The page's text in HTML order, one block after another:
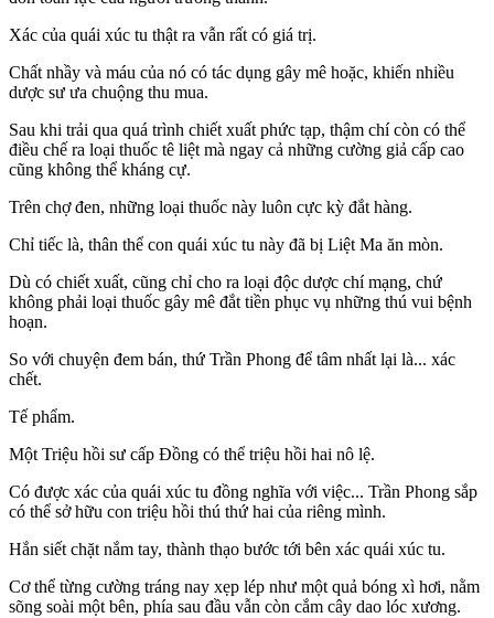
Xác của quái xúc tu thật ra vẫn rất có giá trị.
Chất nhầy và máu của nó có tác dụng gây mê hoặc, khiến nhiều
dược sư ưa chuộng thu mua.
Sau khi trải qua quá trình chiết xuất phức tạp, thậm chí còn có thể
điều chế ra loại thuốc tê liệt mà ngay cả những cường giả cấp cao
cũng không thể kháng cự.
Trên chợ đen, những loại thuốc này luôn cực kỳ đắt hàng.
Chỉ tiếc là, thân thể con quái xúc tu này đã bị Liệt Ma ăn mòn.
Dù có chiết xuất, cũng chỉ cho ra loại độc dược chí mạng, chứ
không phải loại thuốc gây mê đắt tiền phục vụ những thú vui bệnh
hoạn.
So với chuyện đem bán, thứ Trần Phong để tâm nhất lại là... xác
chết.
Tế phẩm.
Một Triệu hồi sư cấp Đồng có thể triệu hồi hai nô lệ.
Có được xác của quái xúc tu đồng nghĩa với việc... Trần Phong sắp
có thể sở hữu con triệu hồi thú thứ hai của riêng mình.
Hắn siết chặt nắm tay, thành thạo bước tới bên xác quái xúc tu.
Cơ thể từng cường tráng nay xẹp lép như một quả bóng xì hơi, nằm
sõng soài một bên, phía sau đầu vẫn còn cắm cây dao lóc xương.